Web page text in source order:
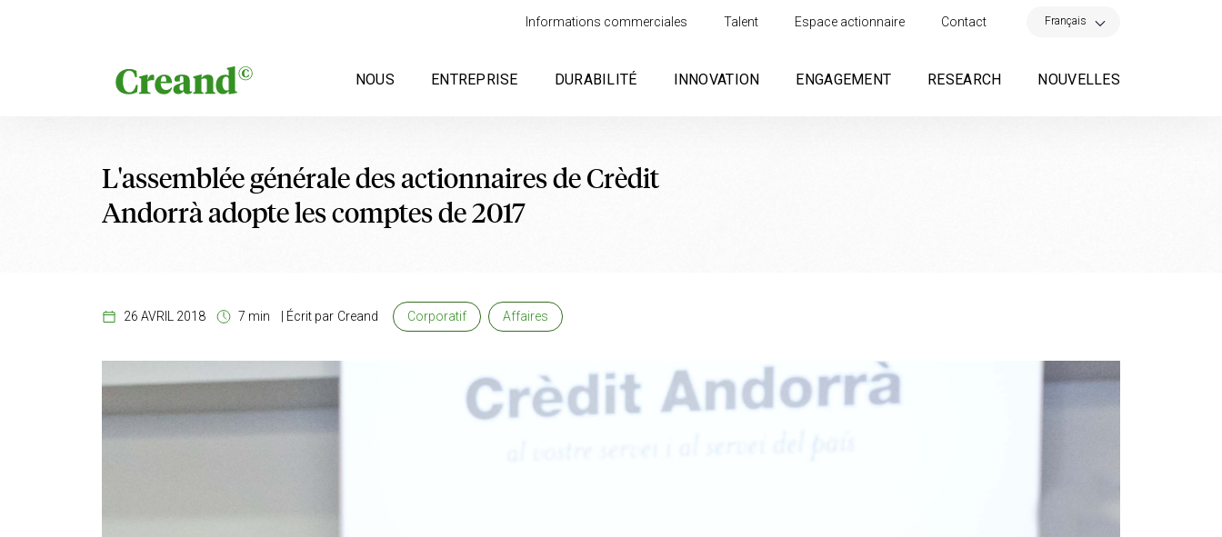
Informations commerciales Talent Espace actionnaire Contact Français
NOUS ENTREPRISE DURABILITÉ INNOVATION ENGAGEMENT RESEARCH NOUVELLES
L'assemblée générale des actionnaires de Crèdit
Andorrà adopte les comptes de 2017
26 AVRIL 2018 7 min Écrit par Creand Corporatif Affaires